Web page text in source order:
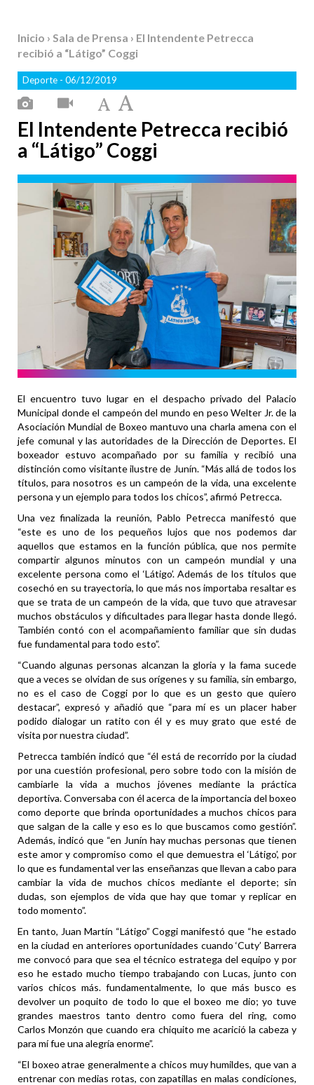
Inicio › Sala de Prensa › El Intendente Petrecca
recibió a “Látigo” Coggi
Deporte - 06/12/2019
El Intendente Petrecca recibió
a “Látigo” Coggi
El encuentro tuvo lugar en el despacho privado del Palacio
Municipal donde el campeón del mundo en peso Welter Jr. de la
Asociación Mundial de Boxeo mantuvo una charla amena con el
jefe comunal y las autoridades de la Dirección de Deportes. El
boxeador estuvo acompañado por su familia y recibió una
distinción como visitante ilustre de Junín. “Más allá de todos los
títulos, para nosotros es un campeón de la vida, una excelente
persona y un ejemplo para todos los chicos”, afirmó Petrecca.
Una vez finalizada la reunión, Pablo Petrecca manifestó que
“este es uno de los pequeños lujos que nos podemos dar
aquellos que estamos en la función pública, que nos permite
compartir algunos minutos con un campeón mundial y una
excelente persona como el ‘Látigo’. Además de los títulos que
cosechó en su trayectoria, lo que más nos importaba resaltar es
que se trata de un campeón de la vida, que tuvo que atravesar
muchos obstáculos y dificultades para llegar hasta donde llegó.
También contó con el acompañamiento familiar que sin dudas
fue fundamental para todo esto”.
“Cuando algunas personas alcanzan la gloria y la fama sucede
que a veces se olvidan de sus orígenes y su familia, sin embargo,
no es el caso de Coggi por lo que es un gesto que quiero
destacar”, expresó y añadió que “para mí es un placer haber
podido dialogar un ratito con él y es muy grato que esté de
visita por nuestra ciudad”.
Petrecca también indicó que “él está de recorrido por la ciudad
por una cuestión profesional, pero sobre todo con la misión de
cambiarle la vida a muchos jóvenes mediante la práctica
deportiva. Conversaba con él acerca de la importancia del boxeo
como deporte que brinda oportunidades a muchos chicos para
que salgan de la calle y eso es lo que buscamos como gestión”.
Además, indicó que “en Junín hay muchas personas que tienen
este amor y compromiso como el que demuestra el ‘Látigo’, por
lo que es fundamental ver las enseñanzas que llevan a cabo para
cambiar la vida de muchos chicos mediante el deporte; sin
dudas, son ejemplos de vida que hay que tomar y replicar en
todo momento”.
En tanto, Juan Martín “Látigo” Coggi manifestó que “he estado
en la ciudad en anteriores oportunidades cuando ‘Cuty’ Barrera
me convocó para que sea el técnico estratega del equipo y por
eso he estado mucho tiempo trabajando con Lucas, junto con
varios chicos más. fundamentalmente, lo que más busco es
devolver un poquito de todo lo que el boxeo me dio; yo tuve
grandes maestros tanto dentro como fuera del ring, como
Carlos Monzón que cuando era chiquito me acarició la cabeza y
para mí fue una alegría enorme”.
“El boxeo atrae generalmente a chicos muy humildes, que van a
entrenar con medias rotas, con zapatillas en malas condiciones,